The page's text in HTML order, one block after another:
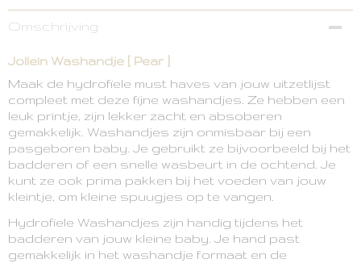
536-848-66030-1
EAN code
Omschrijving
Jollein Washandje [ Pear ]
Maak de hydrofiele must haves van jouw uitzetlijst
compleet met deze fijne washandjes. Ze hebben een
leuk printje, zijn lekker zacht en absoberen
gemakkelijk. Washandjes zijn onmisbaar bij een
pasgeboren baby. Je gebruikt ze bijvoorbeeld bij het
badderen of een snelle wasbeurt in de ochtend. Je
kunt ze ook prima pakken bij het voeden van jouw
kleintje, om kleine spuugjes op te vangen.
Hydrofiele Washandjes zijn handig tijdens het
badderen van jouw kleine baby. Je hand past
gemakkelijk in het washandje formaat en de